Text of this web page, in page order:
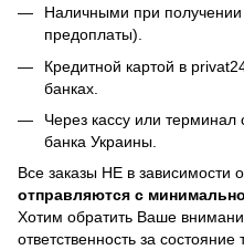
Наличными при
предоплаты).
Кредитной картой в
банках
Через кассу или
банка Украины.
Все заказы НЕ в зависимости
отправляются с
Хотим обратить Ваше
ответственность за